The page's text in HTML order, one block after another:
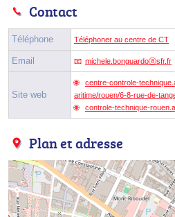
Contact
Téléphone Téléphoner au centre de CT
Email michele.bonguardoⓐsfr.fr
Site web
centre-controle-
aritime/rouen/6-8-rue-de-
controle-technique-
Plan et adresse